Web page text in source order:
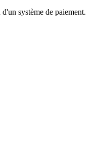
système de paiement.